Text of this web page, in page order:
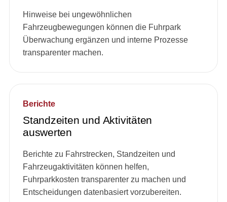
Hinweise bei ungewöhnlichen
Fahrzeugbewegungen können die Fuhrpark
Überwachung ergänzen und interne Prozesse
transparenter machen.
Berichte
Standzeiten und Aktivitäten
auswerten
Berichte zu Fahrstrecken, Standzeiten und
Fahrzeugaktivitäten können helfen,
Fuhrparkkosten transparenter zu machen und
Entscheidungen datenbasiert vorzubereiten.